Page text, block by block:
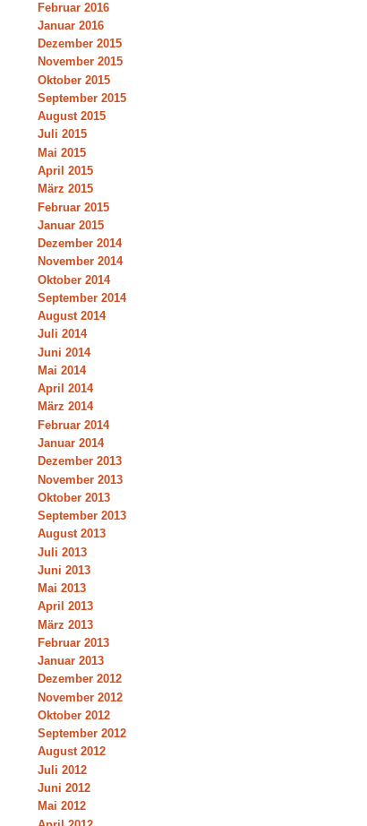
Februar 2016
Januar 2016
Dezember 2015
November 2015
Oktober 2015
September 2015
August 2015
Juli 2015
Mai 2015
April 2015
März 2015
Februar 2015
Januar 2015
Dezember 2014
November 2014
Oktober 2014
September 2014
August 2014
Juli 2014
Juni 2014
Mai 2014
April 2014
März 2014
Februar 2014
Januar 2014
Dezember 2013
November 2013
Oktober 2013
September 2013
August 2013
Juli 2013
Juni 2013
Mai 2013
April 2013
März 2013
Februar 2013
Januar 2013
Dezember 2012
November 2012
Oktober 2012
September 2012
August 2012
Juli 2012
Juni 2012
Mai 2012